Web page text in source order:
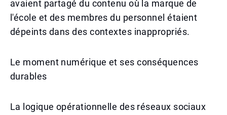
avaient partagé du contenu où la marque de
l'école et des membres du personnel étaient
dépeints dans des contextes inappropriés.
Le moment numérique et ses conséquences
durables
La logique opérationnelle des réseaux sociaux